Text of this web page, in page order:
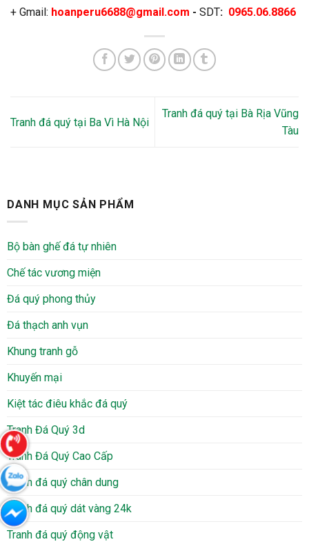
+ Gmail: hoanperu6688@gmail.com - SDT: 0965.06.8866
Tranh đá quý tại Ba Vì Hà Nội
Tranh đá quý tại Bà Rịa Vũng
Tàu
DANH MỤC SẢN PHẨM
Bộ bàn ghế đá tự nhiên
Chế tác vương miện
Đá quý phong thủy
Đá thạch anh vụn
Khung tranh gỗ
Khuyến mại
Kiệt tác điêu khắc đá quý
Tranh Đá Quý 3d
Tranh Đá Quý Cao Cấp
Tranh đá quý chân dung
Tranh đá quý dát vàng 24k
Tranh đá quý động vật